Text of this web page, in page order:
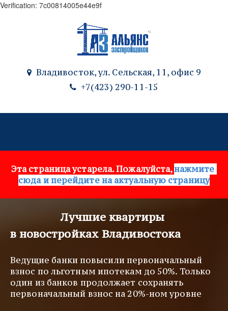
Verification: 7c00814005e44e9f
Владивосток, ул. Сельская, 11, офис 9
+7(423) 290-11-15
Эта страница устарела. Пожалуйста, нажмите
сюда и перейдите на актуальную страницу
Лучшие квартиры
в новостройках Владивостока
Ведущие банки повысили первоначальный
взнос по льготным ипотекам до 50%. Только
один из банков продолжает сохранять
первоначальный взнос на 20%-ном уровне